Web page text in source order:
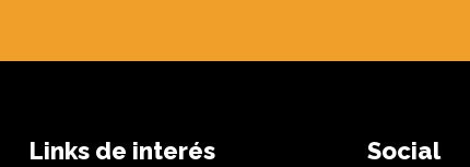
Links de interés Social